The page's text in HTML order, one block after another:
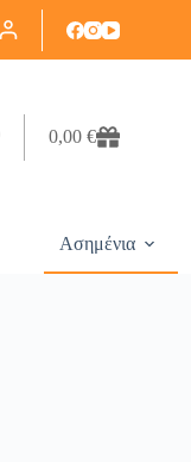
0,00 €
Ασημένια